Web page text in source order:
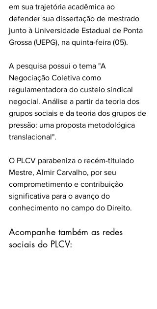
em sua trajetória acadêmica ao
defender sua dissertação de mestrado
junto à Universidade Estadual de Ponta
Grossa (UEPG), na quinta-feira (05).
A pesquisa possui o tema "A
Negociação Coletiva como
regulamentadora do custeio sindical
negocial. Análise a partir da teoria dos
grupos sociais e da teoria dos grupos de
pressão: uma proposta metodológica
translacional".
O PLCV parabeniza o recém-titulado
Mestre, Almir Carvalho, por seu
comprometimento e contribuição
significativa para o avanço do
conhecimento no campo do Direito.
Acompanhe também as redes
sociais do PLCV: